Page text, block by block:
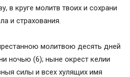
в круге молитв твоих и сохрани
и страхования.
молитвою десять дней
ночью (6); ныне окрест келии
силы и всех хулящих имя